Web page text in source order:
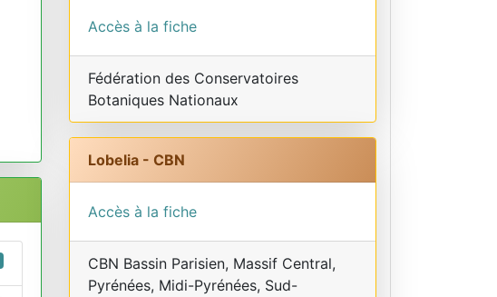
Accès à la fiche
Fédération des Conservatoires
Botaniques Nationaux
Lobelia - CBN
Accès à la fiche
CBN Bassin Parisien, Massif Central,
Pyrénées, Midi-Pyrénées, Sud-